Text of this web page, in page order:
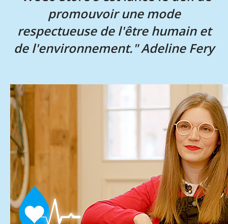
promouvoir une mode
respectueuse de l'être humain et
de l'environnement."Adeline Fery